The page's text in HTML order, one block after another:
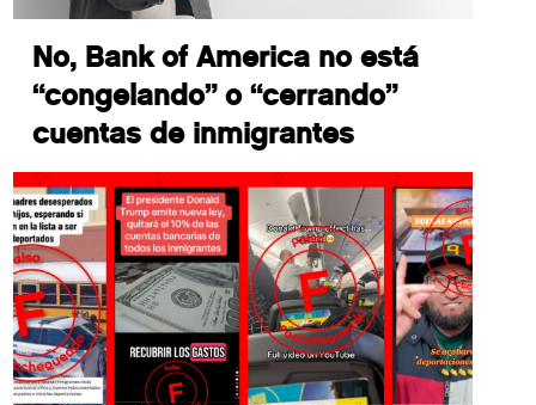
No, Bank of America no está
“congelando” o “cerrando”
cuentas de inmigrantes